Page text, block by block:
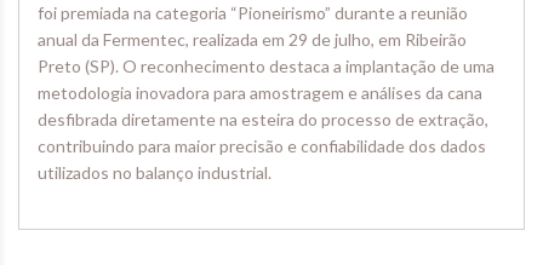
foi premiada na categoria “Pioneirismo” durante a reunião
anual da Fermentec, realizada em 29 de julho, em Ribeirão
Preto (SP). O reconhecimento destaca a implantação de uma
metodologia inovadora para amostragem e análises da cana
desfibrada diretamente na esteira do processo de extração,
contribuindo para maior precisão e confiabilidade dos dados
utilizados no balanço industrial.